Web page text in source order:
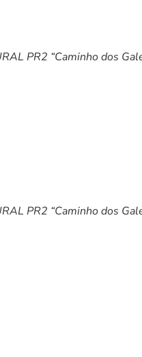
PR2 “Caminho dos
PR2 “Caminho dos